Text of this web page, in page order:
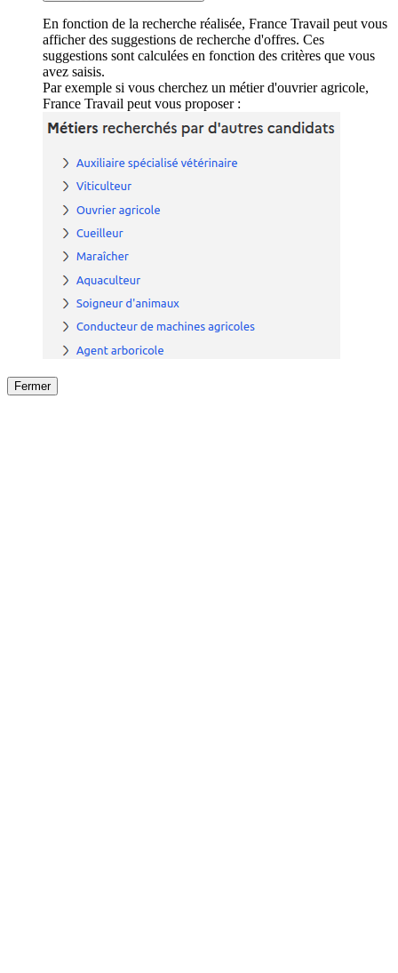
En fonction de la recherche réalisée, France Travail peut vous
afficher des suggestions de recherche d'offres. Ces
suggestions sont calculées en fonction des critères que vous
avez saisis.
Par exemple si vous cherchez un métier d'ouvrier agricole,
France Travail peut vous proposer :
Fermer